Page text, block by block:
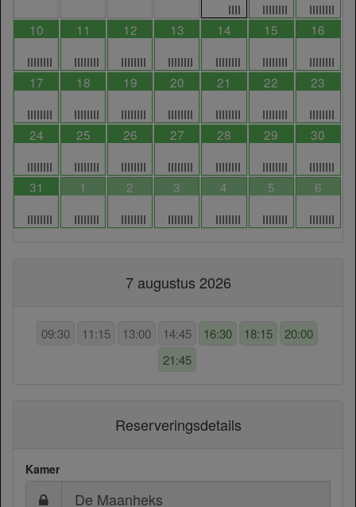
IIII IIIIIIII IIIIIIII
10
IIIIIIII
11
IIIIIIII
12
IIIIIIII
13
IIIIIIII
14
IIIIIIII
15
IIIIIIII
16
IIIIIIII
17
IIIIIIII
18
IIIIIIII
19
IIIIIIII
20
IIIIIIII
21
IIIIIIII
22
IIIIIIII
23
IIIIIIII
24
IIIIIIII
25
IIIIIIII
26
IIIIIIII
27
IIIIIIII
28
IIIIIIII
29
IIIIIIII
30
IIIIIIII
31
IIIIIIII
1
IIIIIIII
2
IIIIIIII
3
IIIIIIII
4
IIIIIIII
5
IIIIIIII
6
IIIIIIII
7 augustus 2026
09:30 11:15 13:00 14:45 16:30 18:15
20:00
21:45
Reserveringsdetails
Kamer